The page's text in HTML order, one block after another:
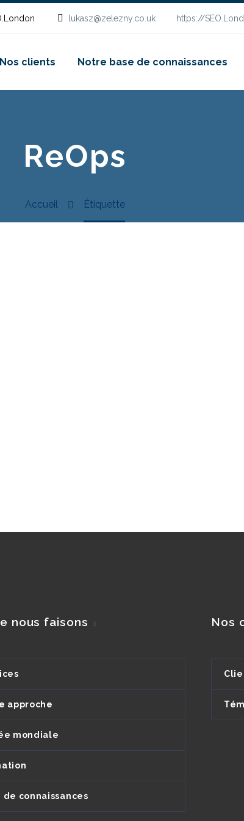
lukasz@zelezny.co.uk https://
Nos clients Notre base de connaissances
ReOps
Accueil Étiquette
nous faisons
approche
mondiale
de connaissances
Nos